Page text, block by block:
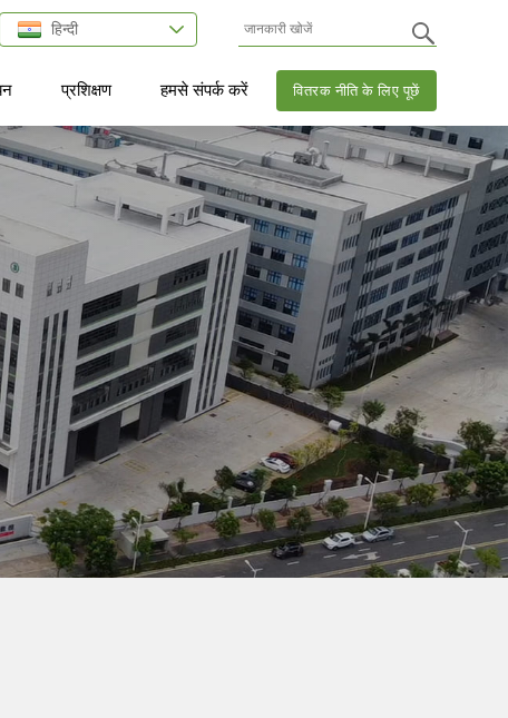
हिन्दी
वितरक नीति के लिए पूछें
प्रशिक्षण हमसे संपर्क करें